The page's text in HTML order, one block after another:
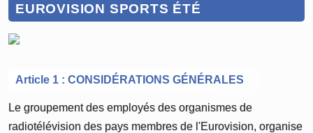
EUROVISION SPORTS ÉTÉ
Article 1 : CONSIDÉRATIONS GÉNÉRALES
Le groupement des employés des organismes de
radiotélévision des pays membres de l'Eurovision, organise